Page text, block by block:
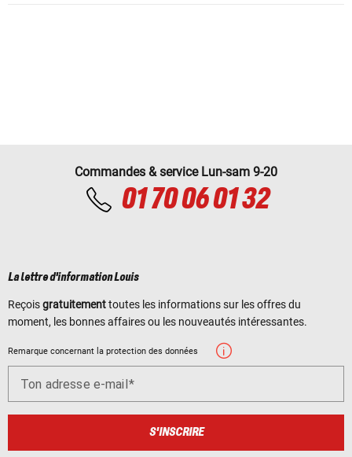
Commandes & service Lun-sam 9-20
01 70 06 01 32
La lettre d'information Louis
Reçoisgratuitementtoutes les informations sur les offres du
moment, les bonnes affaires ou les nouveautés intéressantes.
Remarque concernant la protection des données
Ton adresse e-mail
S'INSCRIRE